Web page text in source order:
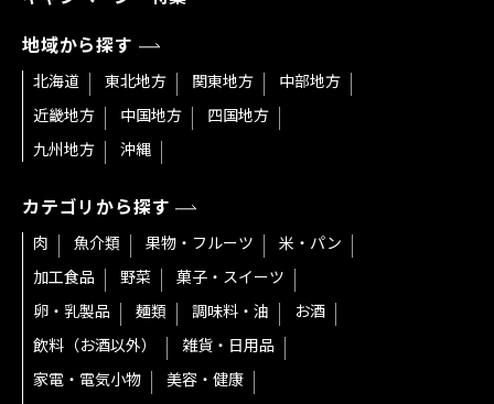
地域から探す
北海道 東北地方 関東地方
中部地方
近畿地方
中国地方
四国地方
九州地方
沖縄
カテゴリから探す
肉 魚介類 果物・フルーツ
米・パン
加工食品
野菜
菓子・スイーツ
卵・乳製品
麺類 調味料・油
お酒
飲料（お酒以外）
雑貨・日用品
家電・電気小物
美容・健康